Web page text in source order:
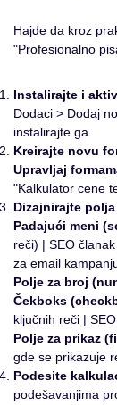
Hajde da kroz
"Profesionalno
Instalirajte i
Dodaci > Dodaj
instalirajte ga.
Kreirajte novu
Upravljaj
"Kalkulator cene
Dizajnirajte
Padajući meni
reči) | SEO
za email
Polje za broj
Čekboks
ključnih reči |
Polje za prikaz
gde se prikazuje
Podesite
podešavanjima